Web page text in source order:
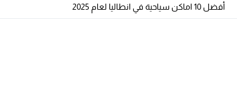
أفضل 10 اماكن سياحية في انطاليا لعام 2025